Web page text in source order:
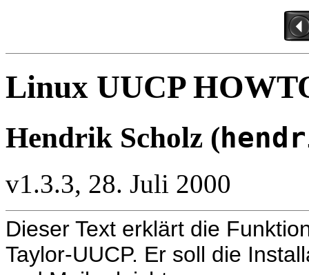
Linux UUCP
Hendrik Scholz (
v1.3.3, 28. Juli 2000
Dieser Text erklärt die
Taylor-UUCP. Er soll die